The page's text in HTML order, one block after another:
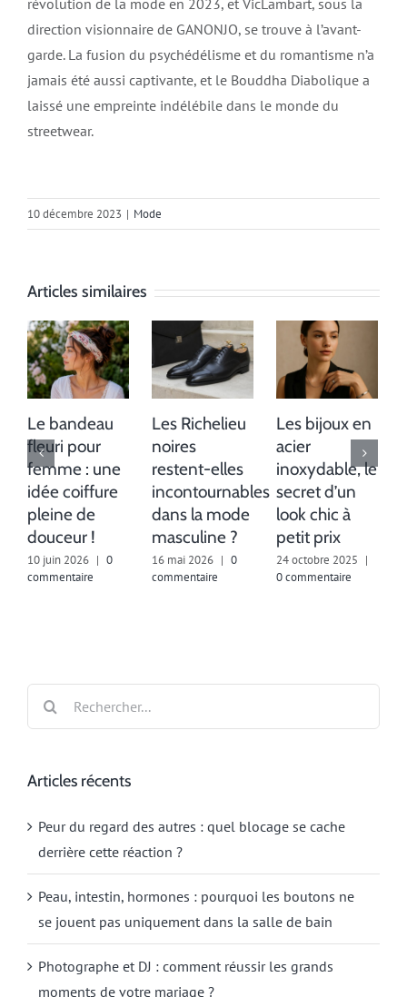
révolution de la mode en 2023, et VicLambart, sous la
direction visionnaire de GANONJO, se trouve à l’avant-
garde. La fusion du psychédélisme et du romantisme n’a
jamais été aussi captivante, et le Bouddha Diabolique a
laissé une empreinte indélébile dans le monde du
streetwear.
10 décembre 2023 | Mode
Articles similaires
Le bandeau
fleuri pour
femme : une
idée coiffure
pleine de
douceur !
10 juin 2026 | 0
commentaire
Les Richelieu
noires
restent-elles
incontournables
dans la mode
masculine ?
16 mai 2026 | 0
commentaire
Les bijoux en
acier
inoxydable, le
secret d’un
look chic à
petit prix
24 octobre 2025 |
0 commentaire
Rechercher:
Articles récents
Peur du regard des autres : quel blocage se cache
derrière cette réaction ?
Peau, intestin, hormones : pourquoi les boutons ne
se jouent pas uniquement dans la salle de bain
Photographe et DJ : comment réussir les grands
moments de votre mariage ?